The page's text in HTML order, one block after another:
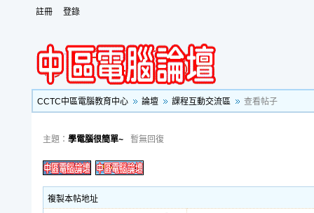
註冊 登錄
CCTC中區電腦教育中心 論壇 課程互動交流區 查看帖子
主題： 學電腦很簡單~ 暫無回復
複製本帖地址